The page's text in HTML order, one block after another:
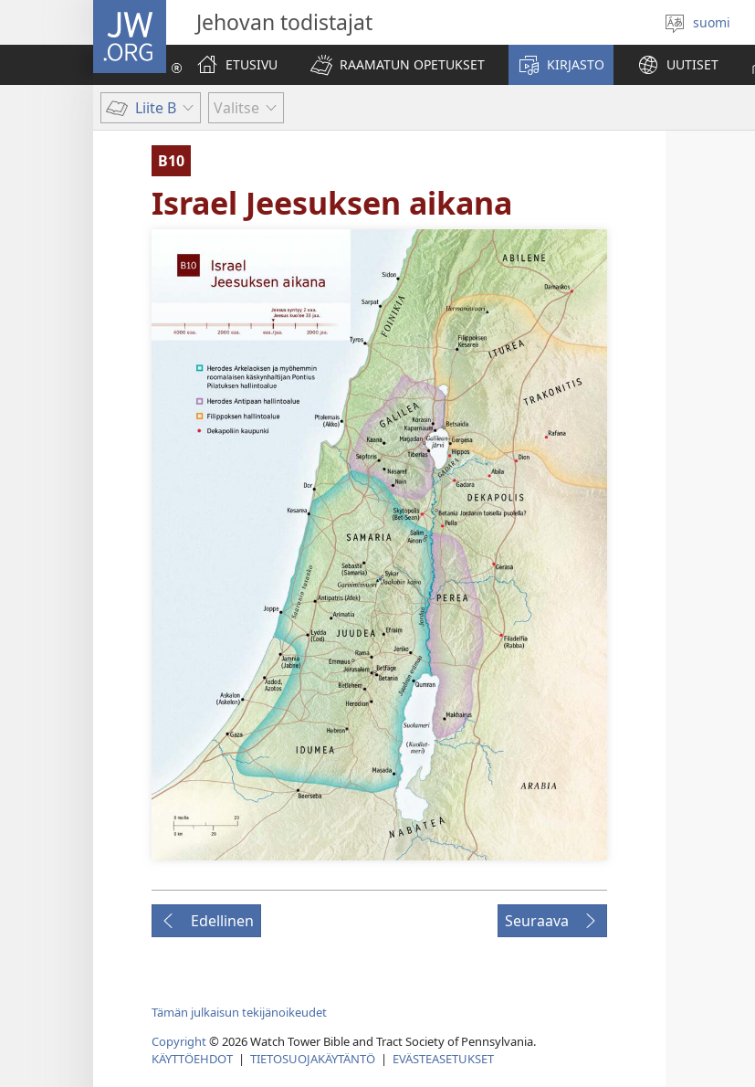
JW.ORG Jehovan todistajat
Valitse
kieli
suomi
ETUSIVU
RAAMATUN OPETUKSET KIRJASTO UUTISET
Liite B Valitse
B10
Israel Jeesuksen aikana
Edellinen Seuraava
Tämän julkaisun tekijänoikeudet
Copyright© 2026 Watch Tower Bible and Tract Society of Pennsylvania.
KÄYTTÖEHDOT | TIETOSUOJAKÄYTÄNTÖ | EVÄSTEASETUKSET